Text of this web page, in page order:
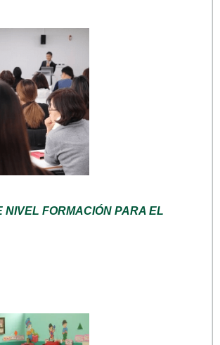
NIVEL FORMACIÓN PARA EL